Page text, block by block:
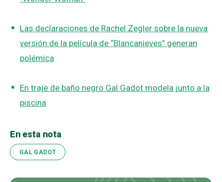
Las declaraciones de Rachel Zegler sobre la nueva
versión de la película de “Blancanieves” generan
polémica
En traje de baño negro Gal Gadot modela junto a la
piscina
En esta nota
GAL GADOT